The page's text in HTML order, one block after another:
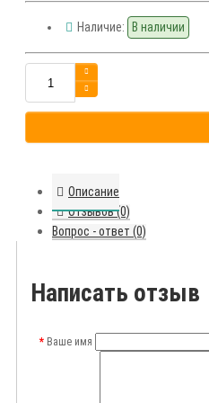
Наличие: В наличии
Описание
Отзывов (0)
Вопрос - ответ (0)
Написать отзыв
Ваше имя